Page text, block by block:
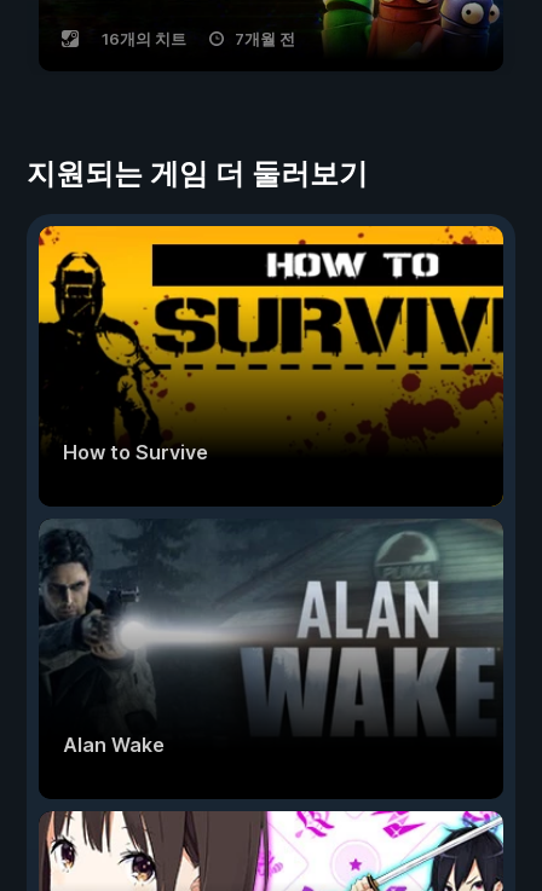
16개의 치트 7개월 전
지원되는 게임 더 둘러보기
How to Survive
Alan Wake